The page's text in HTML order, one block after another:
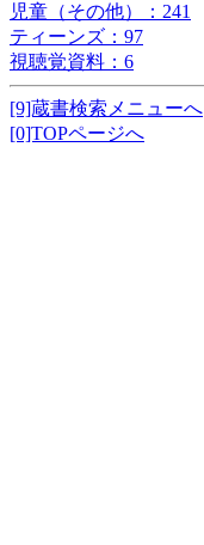
児童（その他）：241
ティーンズ：97
視聴覚資料：6
[9]蔵書検索メニューへ
[0]TOPページへ